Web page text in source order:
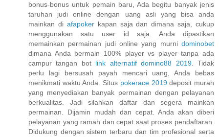
bonus-bonus untuk pemain baru, Ada begitu banyak jenis
taruhan judi online dengan uang asli yang bisa anda
mainkan di afapokerkapan saja dan dimana saja, cukup
menggunakan satu user id saja. Anda dipastikan
memainkan permainan judi online yang murni dominobet
dimana Anda bermain 100% player vs player tanpa ada
campur tangan bot link alternatif domino88 2019. Tidak
perlu lagi bersusah payah mencari uang, Anda bebas
menikmati waktu Anda. Situs pokerace 2019deposit murah
yang menyediakan banyak permainan dengan pelayanan
berkualitas. Jadi silahkan daftar dan segera mainkan
permainan. Dijamin mudah dan cepat. Anda akan diberi
pelayanan yang ramah dan cepat saat proses pendaftaran.
Didukung dengan sistem terbaru dan tim profesional serta